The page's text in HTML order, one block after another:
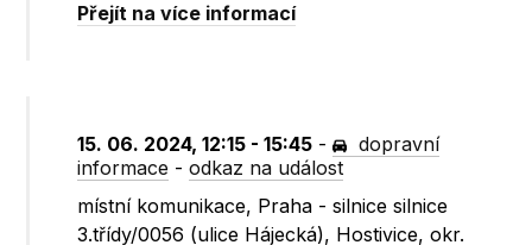
Přejít na více informací
15. 06. 2024, 12:15 - 15:45 -
dopravní
informace -odkaz na událost
místní komunikace, Praha - silnice silnice
3.třídy/0056 (ulice Hájecká), Hostivice, okr.